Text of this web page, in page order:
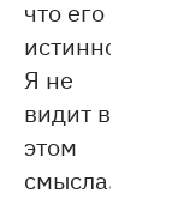
что его
истинное
Я не
видит в
этом
смысла.